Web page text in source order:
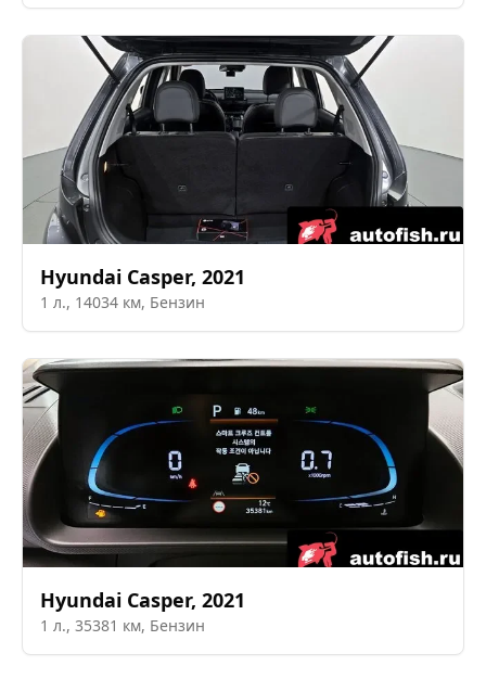
Hyundai Casper, 2021
1 л., 14034 км, Бензин
Hyundai Casper, 2021
1 л., 35381 км, Бензин